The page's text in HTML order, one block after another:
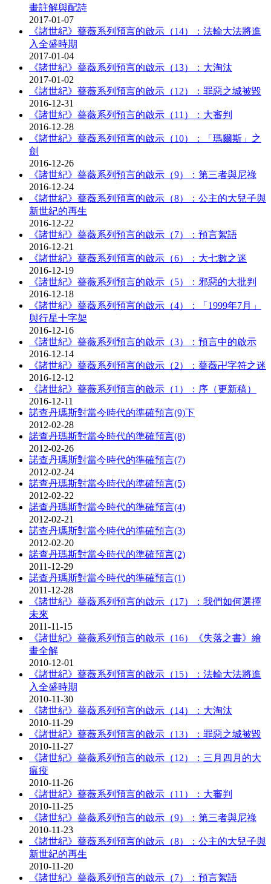
畫註解與配詩
2017-01-07
《諸世紀》薔薇系列預言的啟示（14）：法輪大法將進
入全盛時期
2017-01-04
《諸世紀》薔薇系列預言的啟示（13）：大淘汰
2017-01-02
《諸世紀》薔薇系列預言的啟示（12）：罪惡之城被毀
2016-12-31
《諸世紀》薔薇系列預言的啟示（11）：大審判
2016-12-28
《諸世紀》薔薇系列預言的啟示（10）：「瑪爾斯」之
劍
2016-12-26
《諸世紀》薔薇系列預言的啟示（9）：第三者與尼祿
2016-12-24
《諸世紀》薔薇系列預言的啟示（8）：公主的大兒子與
新世紀的再生
2016-12-22
《諸世紀》薔薇系列預言的啟示（7）：預言絮語
2016-12-21
《諸世紀》薔薇系列預言的啟示（6）：大七數之迷
2016-12-19
《諸世紀》薔薇系列預言的啟示（5）：邪惡的大批判
2016-12-18
《諸世紀》薔薇系列預言的啟示（4）：「1999年7月」
與行星十字架
2016-12-16
《諸世紀》薔薇系列預言的啟示（3）：預言中的啟示
2016-12-14
《諸世紀》薔薇系列預言的啟示（2）：薔薇卍字符之迷
2016-12-12
《諸世紀》薔薇系列預言的啟示（1）：序（更新稿）
2016-12-11
諾查丹瑪斯對當今時代的準確預言(9)下
2012-02-28
諾查丹瑪斯對當今時代的準確預言(8)
2012-02-26
諾查丹瑪斯對當今時代的準確預言(7)
2012-02-24
諾查丹瑪斯對當今時代的準確預言(5)
2012-02-22
諾查丹瑪斯對當今時代的準確預言(4)
2012-02-21
諾查丹瑪斯對當今時代的準確預言(3)
2012-02-20
諾查丹瑪斯對當今時代的準確預言(2)
2011-12-29
諾查丹瑪斯對當今時代的準確預言(1)
2011-12-28
《諸世紀》薔薇系列預言的啟示（17）：我們如何選擇
未來
2011-11-15
《諸世紀》薔薇系列預言的啟示（16）《失落之書》繪
畫全解
2010-12-01
《諸世紀》薔薇系列預言的啟示（15）：法輪大法將進
入全盛時期
2010-11-30
《諸世紀》薔薇系列預言的啟示（14）：大淘汰
2010-11-29
《諸世紀》薔薇系列預言的啟示（13）：罪惡之城被毀
2010-11-27
《諸世紀》薔薇系列預言的啟示（12）：三月四月的大
瘟疫
2010-11-26
《諸世紀》薔薇系列預言的啟示（11）：大審判
2010-11-25
《諸世紀》薔薇系列預言的啟示（9）：第三者與尼祿
2010-11-23
《諸世紀》薔薇系列預言的啟示（8）：公主的大兒子與
新世紀的再生
2010-11-20
《諸世紀》薔薇系列預言的啟示（7）：預言絮語